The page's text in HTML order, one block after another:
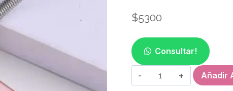
$5300
Consultar!
REPUJADOR
DE
Añadir